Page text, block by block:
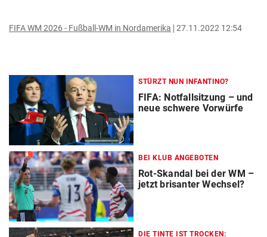
FIFA WM 2026 - Fußball-WM in Nordamerika 27.11.2022 12:54
STÜRZT NUN INFANTINO?
FIFA: Notfallsitzung – und
neue schwere Vorwürfe
BEI KLUB ANGEBOTEN
Rot-Skandal bei der WM –
jetzt brisanter Wechsel?
DIE TINTE IST TROCKEN: